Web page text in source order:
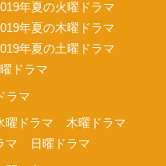
年夏の火曜ドラマ
年夏の木曜ドラマ
年夏の土曜ドラマ
ドラマ
ラマ
曜ドラマ
木曜ドラマ
マ 日曜ドラマ